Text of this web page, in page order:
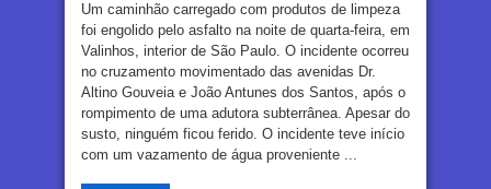
Um caminhão carregado com produtos de limpeza
foi engolido pelo asfalto na noite de quarta-feira, em
Valinhos, interior de São Paulo. O incidente ocorreu
no cruzamento movimentado das avenidas Dr.
Altino Gouveia e João Antunes dos Santos, após o
rompimento de uma adutora subterrânea. Apesar do
susto, ninguém ficou ferido. O incidente teve início
com um vazamento de água proveniente ...